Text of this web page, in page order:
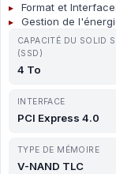
Format et
Gestion de
CAPACITÉ DU SOLID
(SSD)
4 To
INTERFACE
PCI Express 4.0
TYPE DE MÉMOIRE
V-NAND TLC